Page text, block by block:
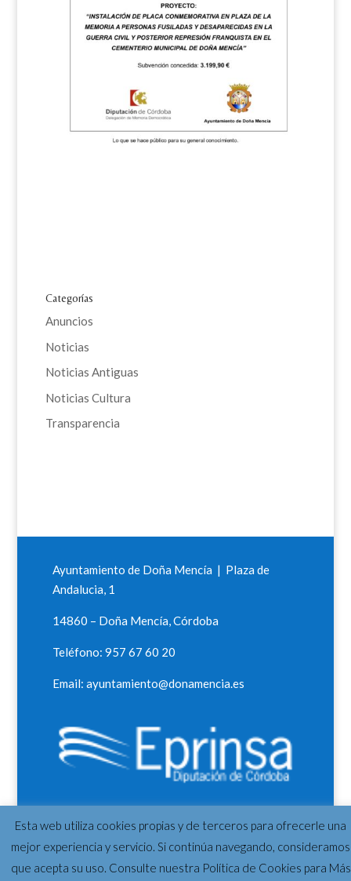
Categorías
Anuncios
Noticias
Noticias Antiguas
Noticias Cultura
Transparencia
Ayuntamiento de Doña Mencía | Plaza de
Andalucia, 1
14860 – Doña Mencía, Córdoba
Teléfono: 957 67 60 20
Email: ayuntamiento@donamencia.es
Esta web utiliza cookies propias y de terceros para ofrecerle una
mejor experiencia y servicio. Si continúa navegando, consideramos
que acepta su uso. Consulte nuestra Política de Cookies para Más